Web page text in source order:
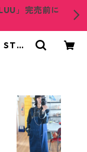
」完売前に